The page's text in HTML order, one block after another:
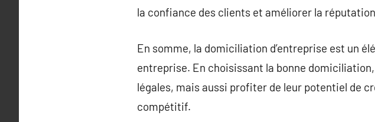
la confiance des clients et améliorer la
En somme, la domiciliation d’entreprise est un
entreprise. En choisissant la bonne
légales, mais aussi profiter de leur potentiel de
compétitif.